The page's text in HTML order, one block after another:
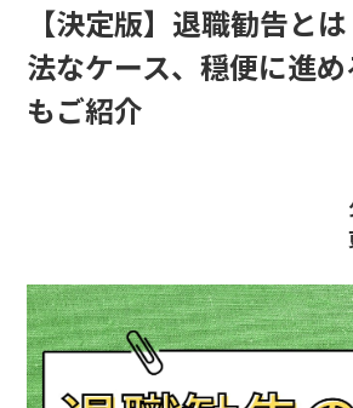
【決定版】退職勧告と
法なケース、穏便に進
もご紹介